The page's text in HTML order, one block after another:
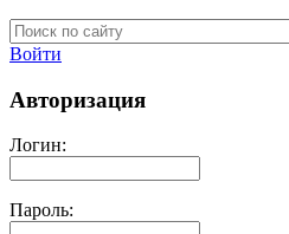
Войти
Авторизация
Логин:
Пароль: